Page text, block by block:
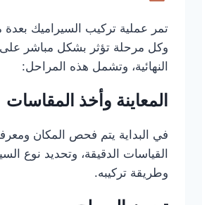
تمر عملية تركيب السيراميك
وكل مرحلة تؤثر بشكل مباشر على
النهائية، وتشمل هذه المراحل:
المعاينة وأخذ المقاسات
في البداية يتم فحص المكان
القياسات الدقيقة، وتحديد نوع
وطريقة تركيبه.